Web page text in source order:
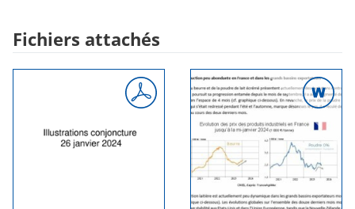
Fichiers attachés